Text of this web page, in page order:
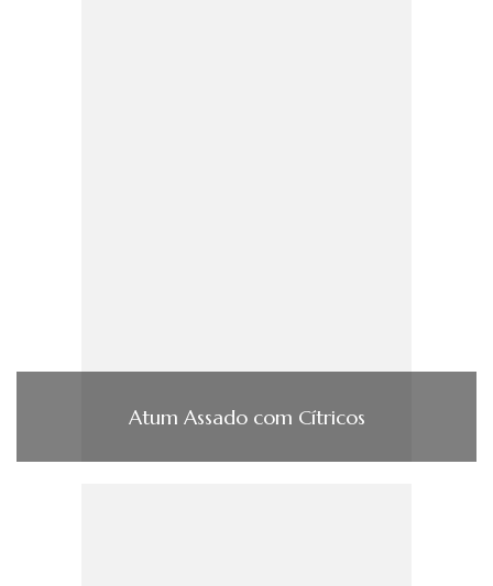
Atum Assado com Cí­tricos